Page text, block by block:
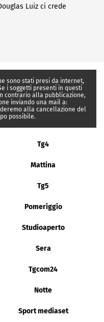
Luiz ci crede
sono stati presi da internet,
i soggetti presenti in questi
contrario alla pubblicazione,
inviando una mail a:
alla cancellazione del
possibile.
Tg4
Mattina
Tg5
Pomeriggio
Studioaperto
Sera
Tgcom24
Notte
Sport mediaset